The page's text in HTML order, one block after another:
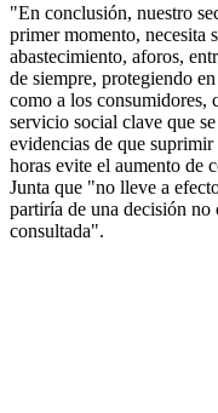
"En conclusión, nuestro
primer momento, necesita
abastecimiento, aforos,
de siempre, protegiendo
como a los consumidores,
servicio social clave que
evidencias de que
horas evite el aumento de
Junta que "no lleve a
partiría de una decisión no
consultada".